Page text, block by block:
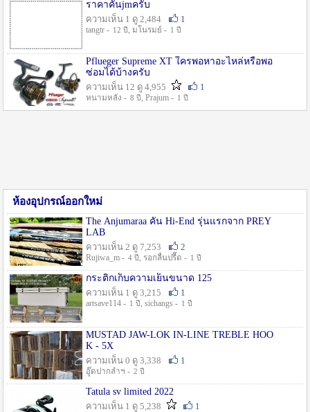
ราคาคันjmครับ
ความเห็น 1 ดู 2,484
1
tangtr - 12 ปี , มโนรมย์ - 1 ปี
Pflueger Supreme XT ใครพอหาอะไหล่หรือพอ
ซ่อมได้บ้างครับ
ความเห็น 12 ดู 4,955
1
หนามหลัง - 8 ปี , Prajum - 1 ปี
ห้องอุปกรณ์ออกใหม่
The Anjumaraa คัน Hi-End รุ่นแรกจาก PREY
LAB
ความเห็น 2 ดู 7,253
2
Rujiwa_m - 4 ปี , รอกลื่นปรื๊ด - 1 ปี
กระติกเก็บความเย็นขนาด 125
ความเห็น 1 ดู 3,215
1
artsave114 - 1 ปี , sichangs - 1 ปี
MUSTAD JAW-LOK IN-LINE TREBLE HOO
K - 5X
ความเห็น 0 ดู 3,338
1
อู๊ดปากลำฯ - 2 ปี
Tatula sv limited 2022
ความเห็น 1 ดู 5,238
1